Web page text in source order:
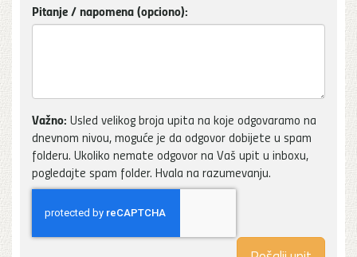
Pitanje / napomena (opciono):
Važno: Usled velikog broja upita na koje odgovaramo na
dnevnom nivou, moguće je da odgovor dobijete u spam
folderu. Ukoliko nemate odgovor na Vaš upit u inboxu,
pogledajte spam folder. Hvala na razumevanju.